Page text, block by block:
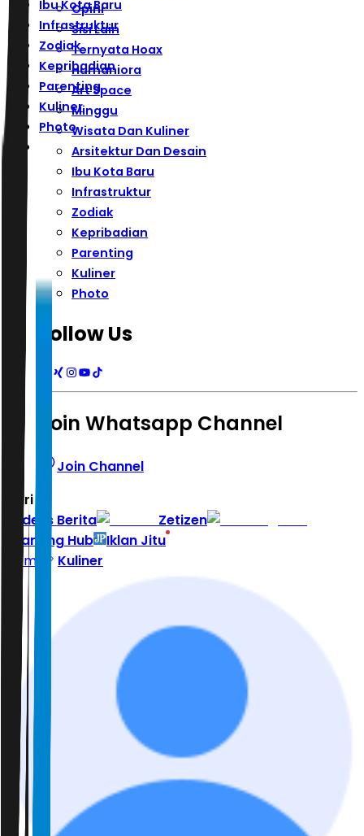
Ibu Kota Baru
Infrastruktur
Zodiak
Kepribadian
Parenting
Kuliner
Photo
Opini
Sisi Lain
Ternyata Hoax
Humaniora
Art Space
Minggu
Wisata Dan Kuliner
Arsitektur Dan Desain
Ibu Kota Baru
Infrastruktur
Zodiak
Kepribadian
Parenting
Kuliner
Photo
Follow Us
Join Whatsapp Channel
Join Channel
Hari ini
Indeks Berita
Zetizen
Learning Hub
Iklan Jitu
Home
Kuliner